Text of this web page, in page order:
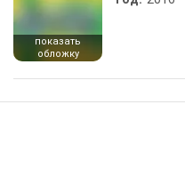
показать
обложку